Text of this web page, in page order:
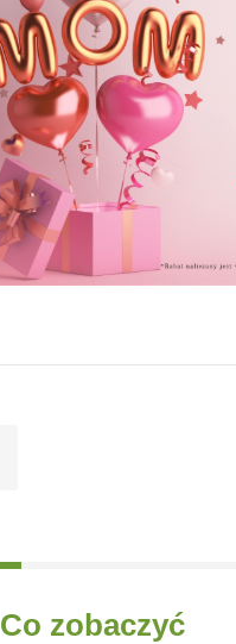
Co zobaczyć